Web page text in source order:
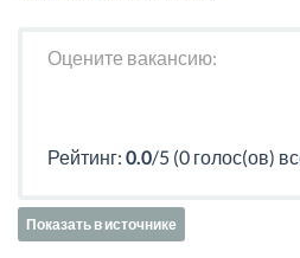
Оцените вакансию:
Рейтинг: 0.0/5 (0 голос(ов)
Показать в источнике